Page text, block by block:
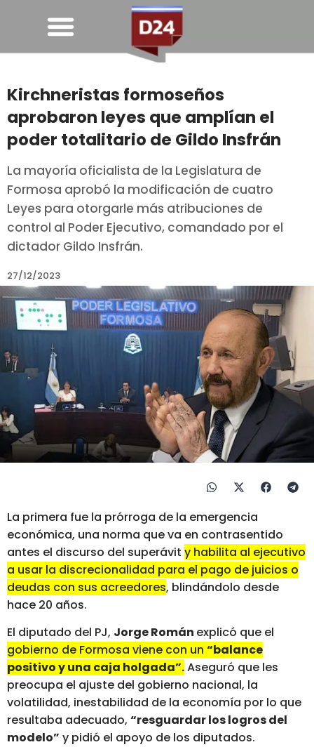
Kirchneristas formoseños
aprobaron leyes que amplían el
poder totalitario de Gildo Insfrán
La mayoría oficialista de la Legislatura de
Formosa aprobó la modificación de cuatro
Leyes para otorgarle más atribuciones de
control al Poder Ejecutivo, comandado por el
dictador Gildo Insfrán.
27/12/2023
La primera fue la prórroga de la emergencia
económica, una norma que va en contrasentido
antes el discurso del superávit y habilita al ejecutivo
a usar la discrecionalidad para el pago de juicios o
deudas con sus acreedores, blindándolo desde
hace 20 años.
El diputado del PJ, Jorge Román explicó que el
gobierno de Formosa viene con un “balance
positivo y una caja holgada”.Aseguró que les
preocupa el ajuste del gobierno nacional, la
volatilidad, inestabilidad de la economía por lo que
resultaba adecuado, “resguardar los logros del
modelo” y pidió el apoyo de los diputados.